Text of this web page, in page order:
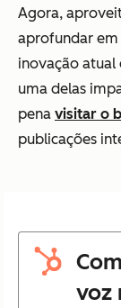
Agora,
aprofundar em
inovação
uma delas
pena visitar o
publicações
voz